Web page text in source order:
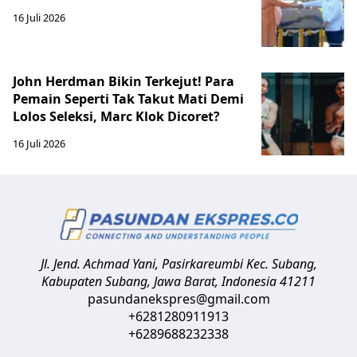
16 Juli 2026
John Herdman Bikin Terkejut! Para
Pemain Seperti Tak Takut Mati Demi
Lolos Seleksi, Marc Klok Dicoret?
16 Juli 2026
Jl. Jend. Achmad Yani, Pasirkareumbi Kec. Subang,
Kabupaten Subang, Jawa Barat,Indonesia41211
pasundanekspres@gmail.com
+6281280911913
+6289688232338